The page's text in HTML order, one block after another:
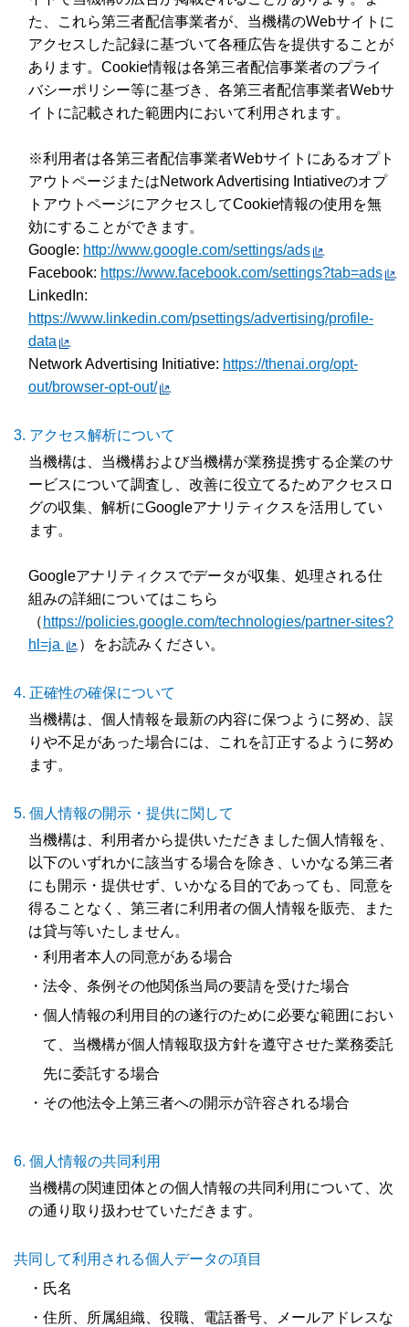
た、これら第三者配信事業者が、当機構のWebサイトに
アクセスした記録に基づいて各種広告を提供することが
あります。Cookie情報は各第三者配信事業者のプライ
バシーポリシー等に基づき、各第三者配信事業者Webサ
イトに記載された範囲内において利用されます。
※利用者は各第三者配信事業者Webサイトにあるオプト
アウトページまたはNetwork Advertising Intiativeのオプ
トアウトページにアクセスしてCookie情報の使用を無
効にすることができます。
Google: http://www.google.com/settings/ads
Facebook: https://www.facebook.com/settings?tab=ads
LinkedIn:
https://www.linkedin.com/psettings/advertising/profile-
data
Network Advertising Initiative: https://thenai.org/opt-
out/browser-opt-out/
アクセス解析について
当機構は、当機構および当機構が業務提携する企業のサ
ービスについて調査し、改善に役立てるためアクセスロ
グの収集、解析にGoogleアナリティクスを活用してい
ます。
Googleアナリティクスでデータが収集、処理される仕
組みの詳細についてはこちら
（ https://policies.google.com/technologies/partner-sites?
hl=ja
）をお読みください。
正確性の確保について
当機構は、個人情報を最新の内容に保つように努め、誤
りや不足があった場合には、これを訂正するように努め
ます。
個人情報の開示・提供に関して
当機構は、利用者から提供いただきました個人情報を、
以下のいずれかに該当する場合を除き、いかなる第三者
にも開示・提供せず、いかなる目的であっても、同意を
得ることなく、第三者に利用者の個人情報を販売、また
は貸与等いたしません。
・利用者本人の同意がある場合
・法令、条例その他関係当局の要請を受けた場合
・個人情報の利用目的の遂行のために必要な範囲におい
て、当機構が個人情報取扱方針を遵守させた業務委託
先に委託する場合
・その他法令上第三者への開示が許容される場合
個人情報の共同利用
当機構の関連団体との個人情報の共同利用について、次
の通り取り扱わせていただきます。
共同して利用される個人データの項目
・氏名
・住所、所属組織、役職、電話番号、メールアドレスな